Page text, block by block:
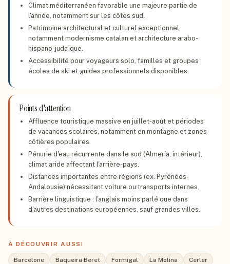
Climat méditerranéen favorable une majeure partie de
l'année, notamment sur les côtes sud.
Patrimoine architectural et culturel exceptionnel,
notamment modernisme catalan et architecture arabo-
hispano-judaïque.
Accessibilité pour voyageurs solo, familles et groupes ;
écoles de ski et guides professionnels disponibles.
Points d'attention
Affluence touristique massive en juillet-août et périodes
de vacances scolaires, notamment en montagne et zones
côtières populaires.
Pénurie d'eau récurrente dans le sud (Almería, intérieur),
climat aride affectant l'arrière-pays.
Distances importantes entre régions (ex. Pyrénées-
Andalousie) nécessitant voiture ou transports internes.
Barrière linguistique : l'anglais moins parlé que dans
d'autres destinations européennes, sauf grandes villes.
À DÉCOUVRIR AUSSI
Barcelone Baqueira Beret Formigal La Molina
Cerler